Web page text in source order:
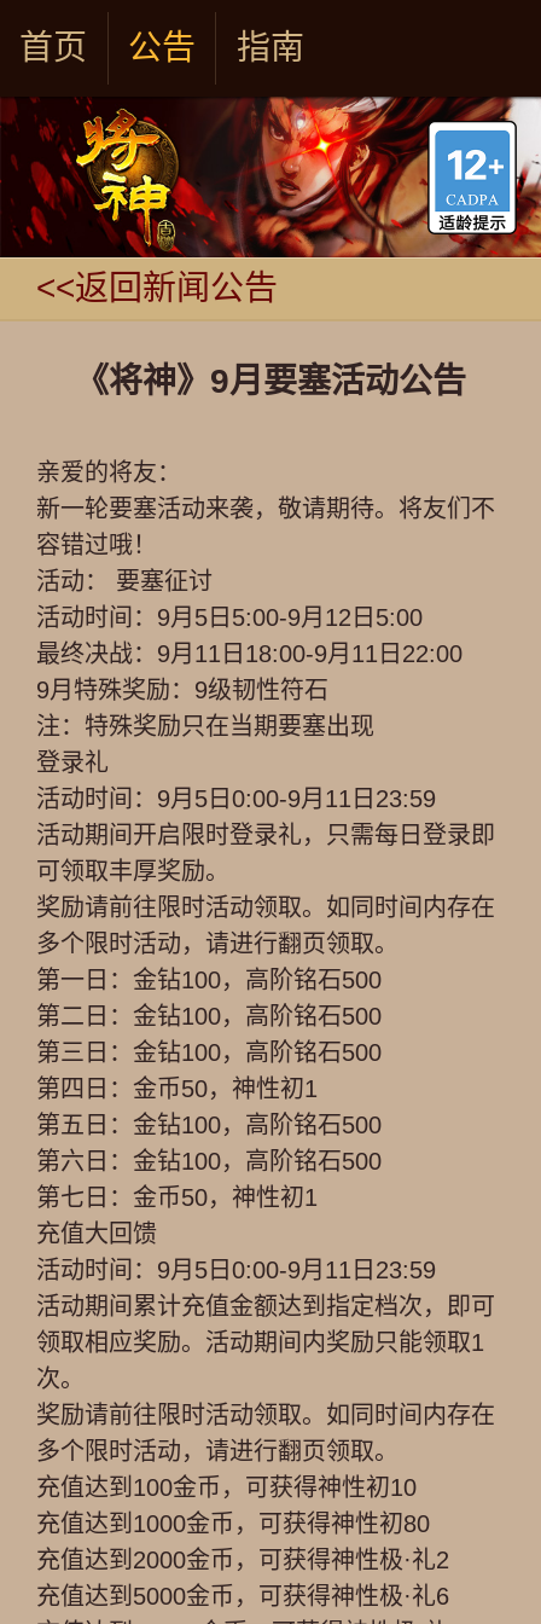
首页 公告 指南
<<返回新闻公告
《将神》9月要塞活动公告
亲爱的将友：
新一轮要塞活动来袭，敬请期待。将友们不
容错过哦！
活动： 要塞征讨
活动时间：9月5日5:00-9月12日5:00
最终决战：9月11日18:00-9月11日22:00
9月特殊奖励：9级韧性符石
注：特殊奖励只在当期要塞出现
登录礼
活动时间：9月5日0:00-9月11日23:59
活动期间开启限时登录礼，只需每日登录即
可领取丰厚奖励。
奖励请前往限时活动领取。如同时间内存在
多个限时活动，请进行翻页领取。
第一日：金钻100，高阶铭石500
第二日：金钻100，高阶铭石500
第三日：金钻100，高阶铭石500
第四日：金币50，神性初1
第五日：金钻100，高阶铭石500
第六日：金钻100，高阶铭石500
第七日：金币50，神性初1
充值大回馈
活动时间：9月5日0:00-9月11日23:59
活动期间累计充值金额达到指定档次，即可
领取相应奖励。活动期间内奖励只能领取1
次。
奖励请前往限时活动领取。如同时间内存在
多个限时活动，请进行翻页领取。
充值达到100金币，可获得神性初10
充值达到1000金币，可获得神性初80
充值达到2000金币，可获得神性极·礼2
充值达到5000金币，可获得神性极·礼6